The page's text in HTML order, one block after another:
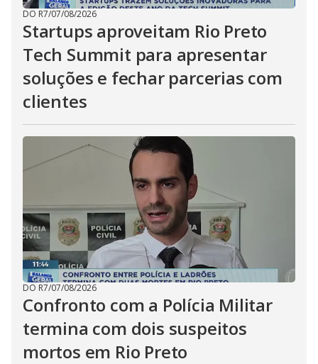
DO R7/07/08/2026
Startups aproveitam Rio Preto
Tech Summit para apresentar
soluções e fechar parcerias com
clientes
DO R7/07/08/2026
Confronto com a Polícia Militar
termina com dois suspeitos
mortos em Rio Preto